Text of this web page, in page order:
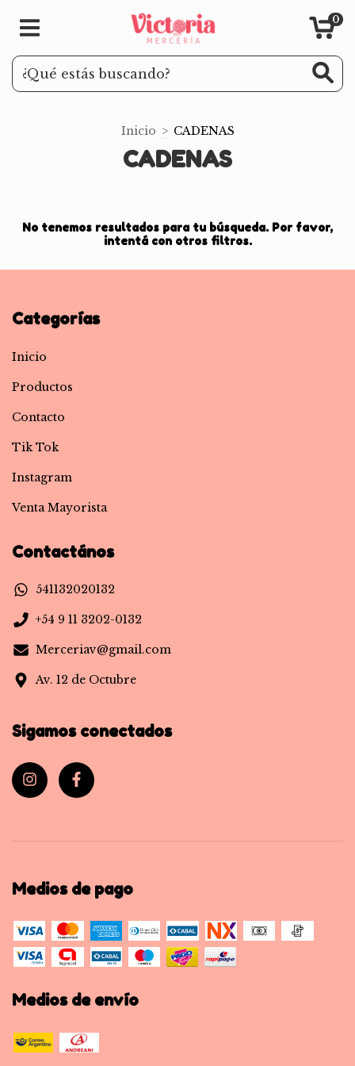
0
Inicio > CADENAS
CADENAS
No tenemos resultados para tu búsqueda. Por favor,
intentá con otros filtros.
Categorías
Inicio
Productos
Contacto
Tik Tok
Instagram
Venta Mayorista
Contactános
541132020132
+54 9 11 3202-0132
Merceriav@gmail.com
Av. 12 de Octubre
Sigamos conectados
Medios de pago
Medios de envío